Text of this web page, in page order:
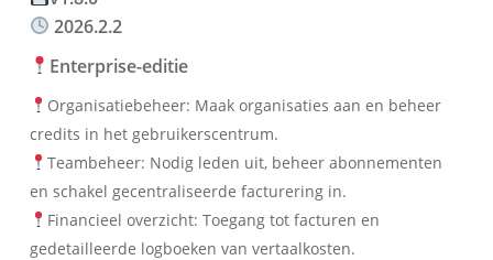
2026.2.2
Enterprise-editie
Organisatiebeheer: Maak organisaties aan en beheer
credits in het gebruikerscentrum.
Teambeheer: Nodig leden uit, beheer abonnementen
en schakel gecentraliseerde facturering in.
Financieel overzicht: Toegang tot facturen en
gedetailleerde logboeken van vertaalkosten.